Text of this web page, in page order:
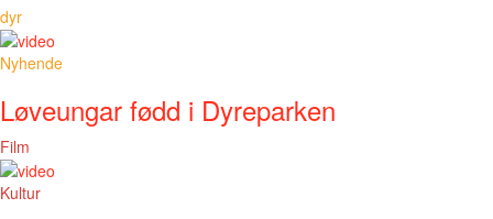
dyr
Nyhende
Løveungar fødd i Dyreparken
Film
Kultur